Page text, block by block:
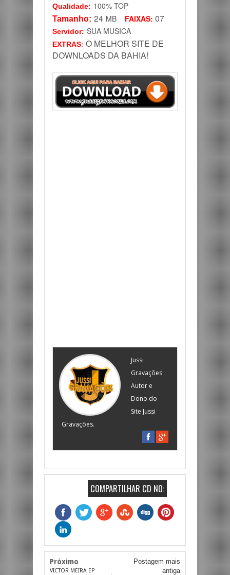
Qualidade: 100% TOP
Tamanho: 24 MB FAIXAS: 07
Servidor: SUA MUSICA
EXTRAS: O MELHOR SITE DE
DOWNLOADS DA BAHIA!
Jussi
Gravações
Autor e
Dono do
Site Jussi
Gravações.
COMPARTILHAR CD NO:
Próximo
VICTOR MEIRA EP
Postagem mais
antiga